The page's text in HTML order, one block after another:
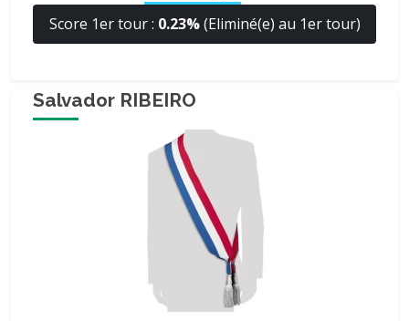
Score 1er tour : 0.23%(Eliminé(e) au 1er tour)
Salvador RIBEIRO